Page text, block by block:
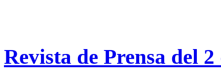
Revista de Prensa del